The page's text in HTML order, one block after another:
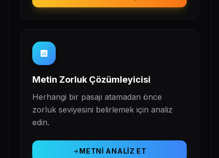
analytics
Metin Zorluk Çözümleyicisi
Herhangi bir pasajı atamadan önce
zorluk seviyesini belirlemek için analiz
edin.
arrow_forwardMETNI ANALIZ ET